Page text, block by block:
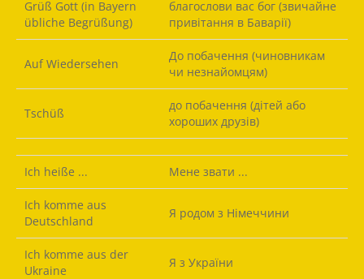
Grüß Gott (in Bayern
übliche Begrüßung)
благослови вас бог (звичайне
привітання в Баварії)
Auf Wiedersehen
До побачення (чиновникам
чи незнайомцям)
Tschüß
до побачення (дітей або
хороших друзів)
Ich heiße ... Мене звати ...
Ich komme aus
Deutschland
Я родом з Німеччини
Ich komme aus der
Ukraine
Я з України